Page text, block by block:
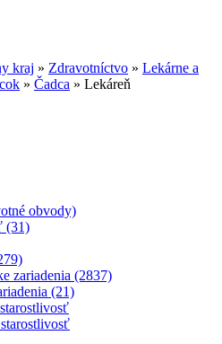
kraj » Zdravotníctvo » Lekárne a
» Čadca » Lekáreň
obvody)
(31)
zariadenia (2837)
(21)